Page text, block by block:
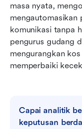
masa nyata,
mengautomasikan
komunikasi tanpa
pengurus gudang
mengurangkan
memperbaiki
Capai analitik
keputusan